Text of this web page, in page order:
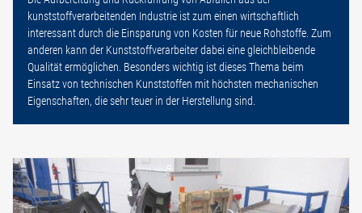
kunststoffverarbeitenden Industrie ist zum einen wirtschaftlich
interessant durch die Einsparung von Kosten für neue Rohstoffe. Zum
anderen kann der Kunststoffverarbeiter dabei eine gleichbleibende
Qualität ermöglichen. Besonders wichtig ist dieses Thema beim
Einsatz von technischen Kunststoffen mit höchsten mechanischen
Eigenschaften, die sehr teuer in der Herstellung sind.